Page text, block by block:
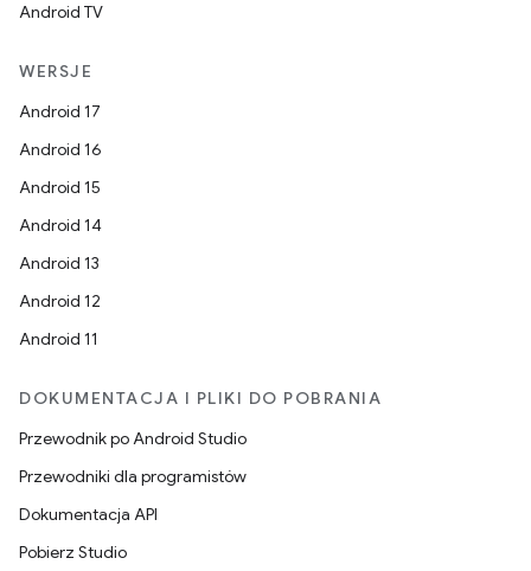
Android TV
WERSJE
Android 17
Android 16
Android 15
Android 14
Android 13
Android 12
Android 11
DOKUMENTACJA I PLIKI DO POBRANIA
Przewodnik po Android Studio
Przewodniki dla programistów
Dokumentacja API
Pobierz Studio